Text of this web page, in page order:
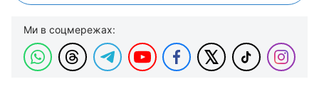
Ми в соцмережах: